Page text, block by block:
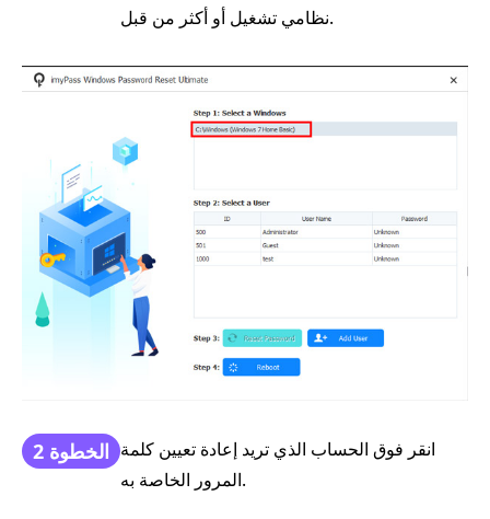
نظامي تشغيل أو أكثر من قبل.
الخطوة 2 انقر فوق الحساب الذي تريد إعادة تعيين كلمة
المرور الخاصة به.